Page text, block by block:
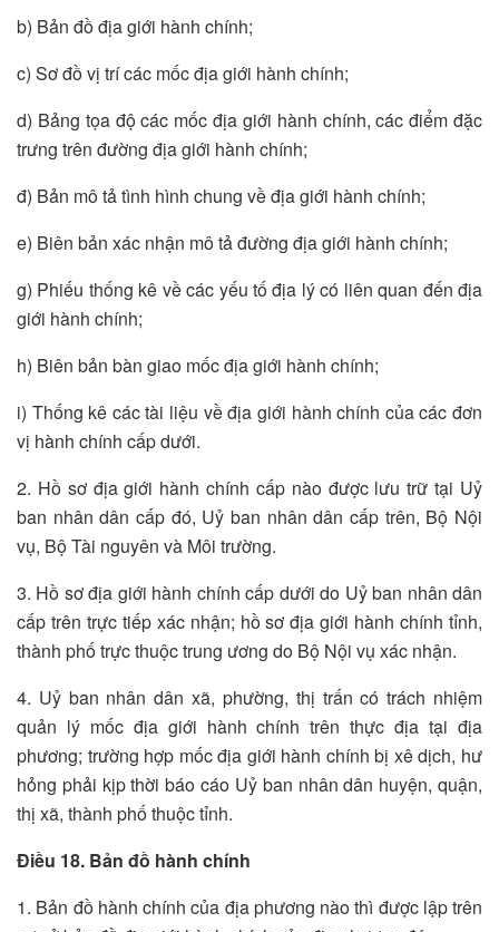
b) Bản đồ địa giới hành chính;
c) Sơ đồ vị trí các mốc địa giới hành chính;
d) Bảng tọa độ các mốc địa giới hành chính, các điểm đặc
trưng trên đường địa giới hành chính;
đ) Bản mô tả tình hình chung về địa giới hành chính;
e) Biên bản xác nhận mô tả đường địa giới hành chính;
g) Phiếu thống kê về các yếu tố địa lý có liên quan đến địa
giới hành chính;
h) Biên bản bàn giao mốc địa giới hành chính;
i) Thống kê các tài liệu về địa giới hành chính của các đơn
vị hành chính cấp dưới.
2. Hồ sơ địa giới hành chính cấp nào được lưu trữ tại Uỷ
ban nhân dân cấp đó, Uỷ ban nhân dân cấp trên, Bộ Nội
vụ, Bộ Tài nguyên và Môi trường.
3. Hồ sơ địa giới hành chính cấp dưới do Uỷ ban nhân dân
cấp trên trực tiếp xác nhận; hồ sơ địa giới hành chính tỉnh,
thành phố trực thuộc trung ương do Bộ Nội vụ xác nhận.
4. Uỷ ban nhân dân xã, phường, thị trấn có trách nhiệm
quản lý mốc địa giới hành chính trên thực địa tại địa
phương; trường hợp mốc địa giới hành chính bị xê dịch, hư
hỏng phải kịp thời báo cáo Uỷ ban nhân dân huyện, quận,
thị xã, thành phố thuộc tỉnh.
Điều 18. Bản đồ hành chính
1. Bản đồ hành chính của địa phương nào thì được lập trên